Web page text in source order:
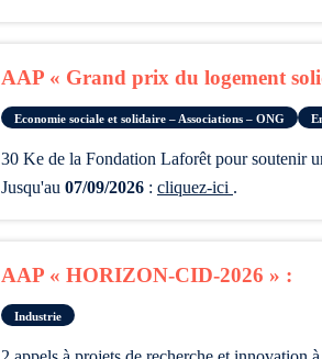
AAP « Grand prix du logement
Economie sociale et solidaire – Associations – ONG
30 Ke de la Fondation Laforêt pour soutenir
Jusqu'au 07/09/2026 : cliquez-ici .
AAP « HORIZON-CID-2026 » :
Industrie